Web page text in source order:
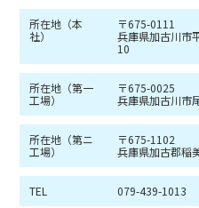
所在地（本
社）
〒675-0111
兵庫県加古川市
10
所在地（第一
工場）
〒675-0025
兵庫県加古川市
所在地（第ニ
工場）
〒675-1102
兵庫県加古郡稲
TEL 079-439-1013